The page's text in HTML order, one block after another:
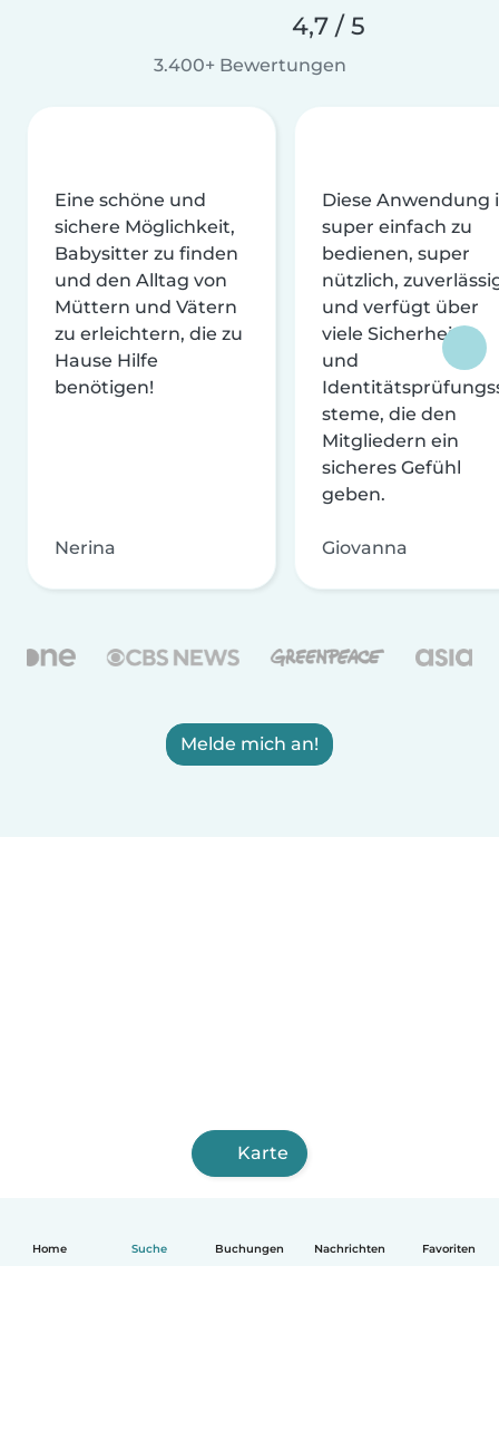
Home Suche Buchungen Nachrichten Favoriten
4,7 / 5
3.400+ Bewertungen
Eine schöne und
sichere Möglichkeit,
Babysitter zu finden
und den Alltag von
Müttern und Vätern
zu erleichtern, die zu
Hause Hilfe
benötigen!
Nerina
Diese Anwendung
super einfach zu
bedienen, super
nützlich,
und verfügt über
viele Sicherheits-
und
steme, die den
Mitgliedern ein
sicheres Gefühl
geben.
Giovanna
Melde mich an!
Karte